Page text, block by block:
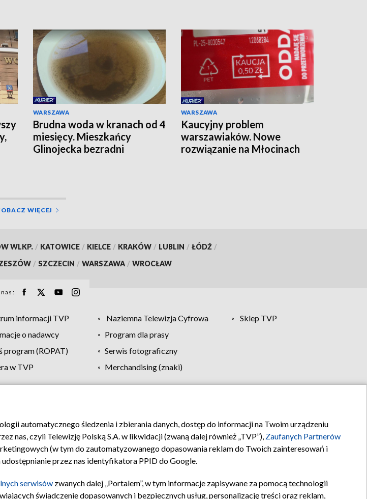
WARSZAWA
Brudna woda w kranach od 4
miesięcy. Mieszkańcy
Glinojecka bezradni
WARSZAWA
Kaucyjny problem
warszawiaków. Nowe
rozwiązanie na Młocinach
WIĘCEJ
WLKP. / KATOWICE / KIELCE / KRAKÓW / LUBLIN / ŁÓDŹ /
/ SZCZECIN / WARSZAWA / WROCŁAW
nas:
informacji TVP Naziemna Telewizja Cyfrowa
Sklep TVP
o nadawcy
Program dla prasy
program (ROPAT)
Serwis fotograficzny
w TVP
Merchandising (znaki)
Moje zgody Pomoc Biuro reklamy Kontakt
automatycznego śledzenia i zbierania danych, dostęp do informacji na Twoim urządzeniu
nas, czyli Telewizję Polską S.A. w likwidacji (zwaną dalej również „TVP”), Zaufanych Partnerów
(w tym do zautomatyzowanego dopasowania reklam do Twoich zainteresowań i
przez nas identyfikatora PPID do Google.
serwisów zwanych dalej „Portalem”, w tym informacje zapisywane za pomocą technologii
świadczenie dopasowanych i bezpiecznych usług, personalizację treści oraz reklam,